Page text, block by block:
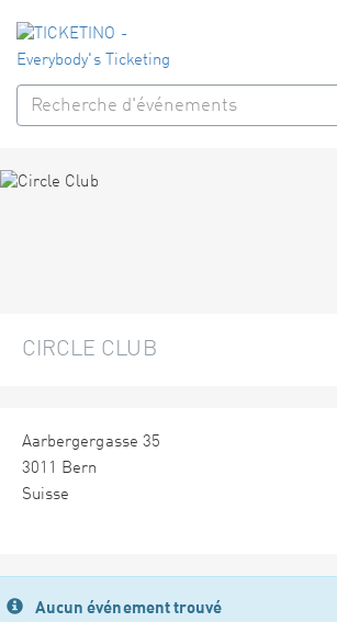
CIRCLE CLUB
Aarbergergasse 35
3011 Bern
Suisse
Aucun événement trouvé